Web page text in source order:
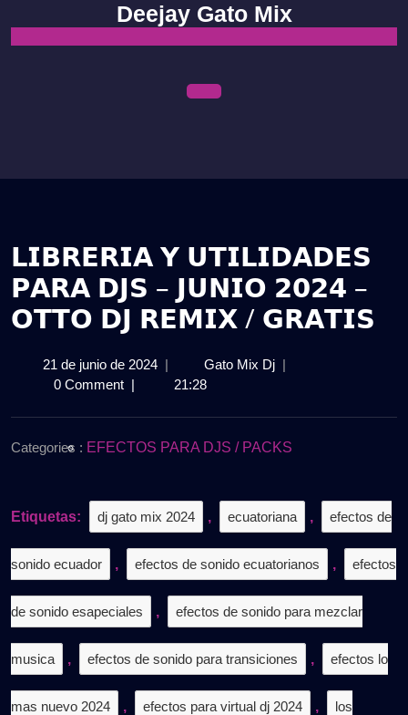
content
Deejay Gato Mix
𝗟𝗜𝗕𝗥𝗘𝗥𝗜𝗔 𝗬 𝗨𝗧𝗜𝗟𝗜𝗗𝗔𝗗𝗘𝗦
𝗣𝗔𝗥𝗔 𝗗𝗝𝗦 – 𝗝𝗨𝗡𝗜𝗢 𝟮𝟬𝟮𝟰 –
𝗢𝗧𝗧𝗢 𝗗𝗝 𝗥𝗘𝗠𝗜𝗫 / 𝗚𝗥𝗔𝗧𝗜𝗦
21 de junio de 202421
2024
| Gato Mix Dj𝗟𝗜𝗕𝗥𝗘𝗥𝗜𝗔
𝗗𝗝𝗦
𝟮𝟬𝟮𝟰
–
𝗗𝗝
𝗥𝗘𝗠𝗜𝗫
𝗚𝗥𝗔𝗧𝗜𝗦
|
0 Comment | 21:28
Categories : EFECTOS PARA DJS / PACKS
Etiquetas: dj gato mix 2024 , ecuatoriana , efectos de
sonido ecuador , efectos de sonido ecuatorianos , efectos
de sonido esapeciales , efectos de sonido para mezclar
musica , efectos de sonido para transiciones , efectos lo
mas nuevo 2024 , efectos para virtual dj 2024 , los